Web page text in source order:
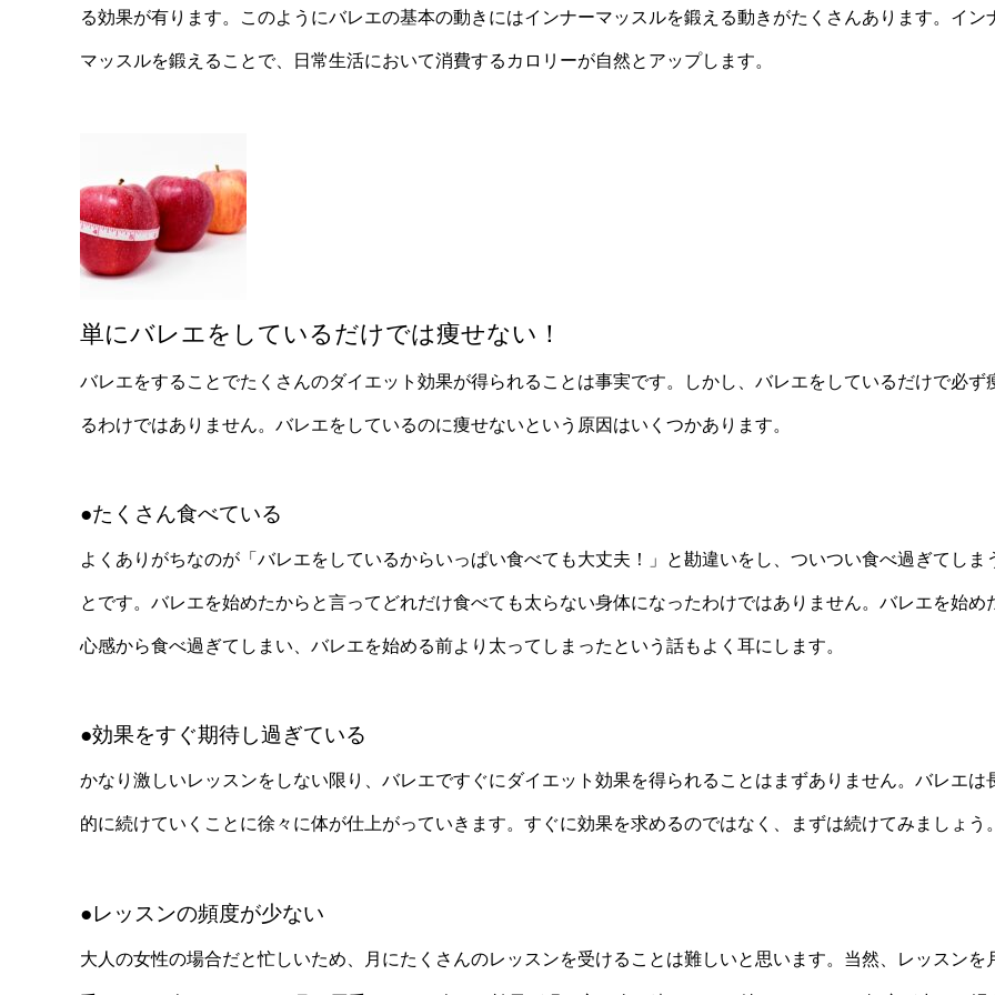
る効果が有ります。このようにバレエの基本の動きにはインナーマッスルを鍛える動きがたくさんあります。イン
マッスルを鍛えることで、日常生活において消費するカロリーが自然とアップします。
単にバレエをしているだけでは痩せない！
バレエをすることでたくさんのダイエット効果が得られることは事実です。しかし、バレエをしているだけで必ず
るわけではありません。バレエをしているのに痩せないという原因はいくつかあります。
●たくさん食べている
よくありがちなのが「バレエをしているからいっぱい食べても大丈夫！」と勘違いをし、ついつい食べ過ぎてしま
とです。バレエを始めたからと言ってどれだけ食べても太らない身体になったわけではありません。バレエを始め
心感から食べ過ぎてしまい、バレエを始める前より太ってしまったという話もよく耳にします。
●効果をすぐ期待し過ぎている
かなり激しいレッスンをしない限り、バレエですぐにダイエット効果を得られることはまずありません。バレエは
的に続けていくことに徐々に体が仕上がっていきます。すぐに効果を求めるのではなく、まずは続けてみましょう。
●レッスンの頻度が少ない
大人の女性の場合だと忙しいため、月にたくさんのレッスンを受けることは難しいと思います。当然、レッスンを